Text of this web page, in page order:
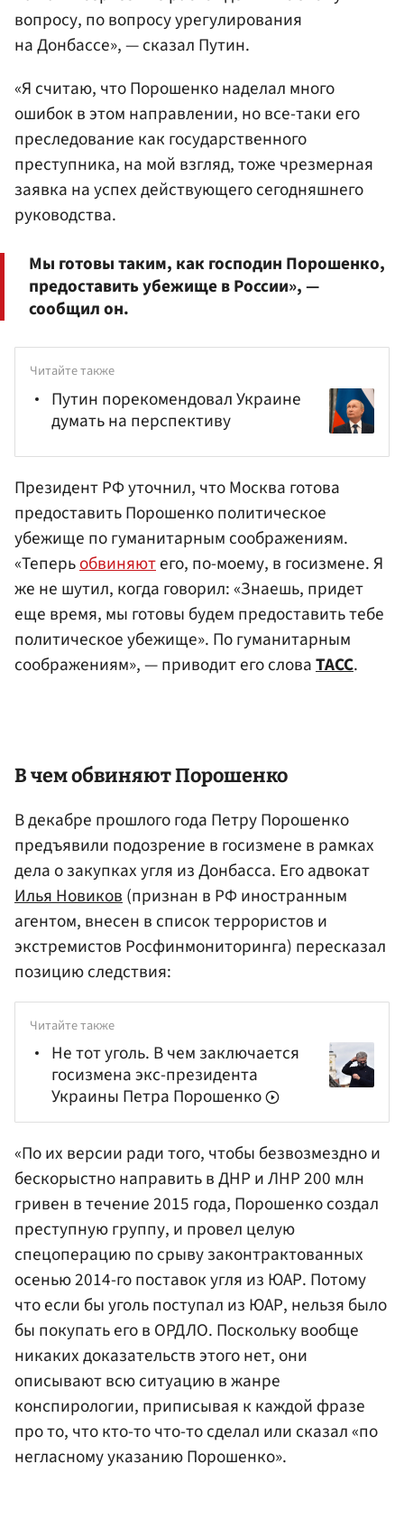
вопросу, по вопросу урегулирования
на Донбассе», — сказал Путин.
«Я считаю, что Порошенко наделал много
ошибок в этом направлении, но все-таки его
преследование как государственного
преступника, на мой взгляд, тоже чрезмерная
заявка на успех действующего сегодняшнего
руководства.
Мы готовы таким, как господин Порошенко,
предоставить убежище в России», —
сообщил он.
Читайте также
Путин порекомендовал Украине
думать на перспективу
Президент РФ уточнил, что Москва готова
предоставить Порошенко политическое
убежище по гуманитарным соображениям.
«Теперьобвиняютего, по-моему, в госизмене. Я
же не шутил, когда говорил: «Знаешь, придет
еще время, мы готовы будем предоставить тебе
политическое убежище». По гуманитарным
соображениям», — приводит его словаТАСС.
В чем обвиняют Порошенко
В декабре прошлого года Петру Порошенко
предъявили подозрение в госизмене в рамках
дела о закупках угля из Донбасса. Его адвокат
Илья Новиков(признан в РФ иностранным
агентом, внесен в список террористов и
экстремистов Росфинмониторинга) пересказал
позицию следствия:
Читайте также
Не тот уголь. В чем заключается
госизмена экс-президента
Украины Петра Порошенко
«По их версии ради того, чтобы безвозмездно и
бескорыстно направить в ДНР и ЛНР 200 млн
гривен в течение 2015 года, Порошенко создал
преступную группу, и провел целую
спецоперацию по срыву законтрактованных
осенью 2014-го поставок угля из ЮАР. Потому
что если бы уголь поступал из ЮАР, нельзя было
бы покупать его в ОРДЛО. Поскольку вообще
никаких доказательств этого нет, они
описывают всю ситуацию в жанре
конспирологии, приписывая к каждой фразе
про то, что кто-то что-то сделал или сказал «по
негласному указанию Порошенко».